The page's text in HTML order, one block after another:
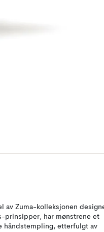
av Zuma-kolleksjonen
prinsipper, har mønstrene et
håndstempling, etterfulgt av